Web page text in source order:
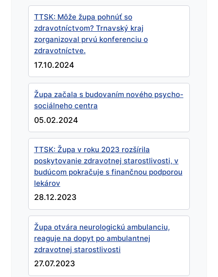
TTSK: Môže župa pohnúť so
zdravotníctvom? Trnavský kraj
zorganizoval prvú konferenciu o
zdravotníctve.
17.10.2024
Župa začala s budovaním nového psycho-
sociálneho centra
05.02.2024
TTSK: Župa v roku 2023 rozšírila
poskytovanie zdravotnej starostlivosti, v
budúcom pokračuje s finančnou podporou
lekárov
28.12.2023
Župa otvára neurologickú ambulanciu,
reaguje na dopyt po ambulantnej
zdravotnej starostlivosti
27.07.2023